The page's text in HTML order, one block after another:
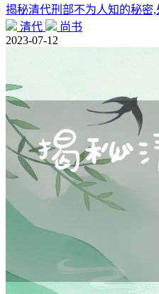
揭秘清代刑部不为人知的秘密
清代
尚书
2023-07-12